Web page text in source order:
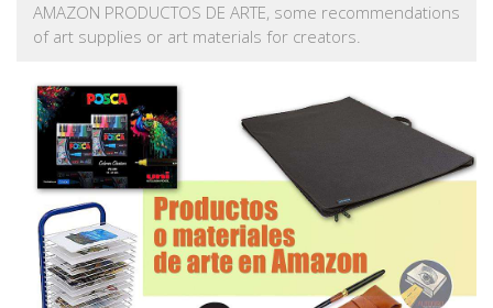
AMAZON PRODUCTOS DE ARTE, some recommendations
of art supplies or art materials for creators.